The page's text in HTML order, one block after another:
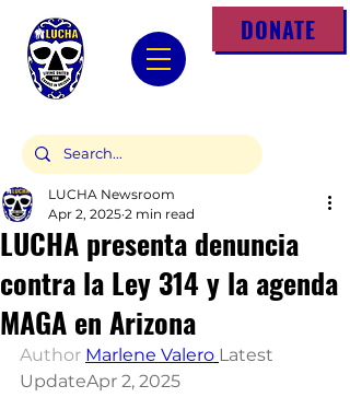
DONATE
LUCHA presenta denuncia
contra la Ley 314 y la agenda
MAGA en Arizona
LUCHA Newsroom
Apr 2, 2025 2 min read
Author Marlene Valero Latest
UpdateApr 2, 2025